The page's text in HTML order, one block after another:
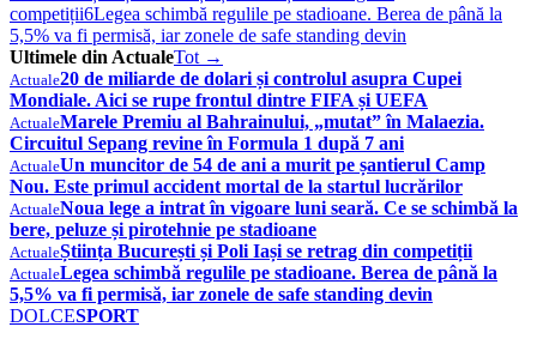
competiții6Legea schimbă regulile pe stadioane. Berea de până la
5,5% va fi permisă, iar zonele de safe standing devin
Ultimele din ActualeTot →
Actuale20 de miliarde de dolari și controlul asupra Cupei
Mondiale. Aici se rupe frontul dintre FIFA și UEFA
ActualeMarele Premiu al Bahrainului, „mutat” în Malaezia.
Circuitul Sepang revine în Formula 1 după 7 ani
ActualeUn muncitor de 54 de ani a murit pe șantierul Camp
Nou. Este primul accident mortal de la startul lucrărilor
ActualeNoua lege a intrat în vigoare luni seară. Ce se schimbă la
bere, peluze și pirotehnie pe stadioane
ActualeȘtiința București și Poli Iași se retrag din competiții
ActualeLegea schimbă regulile pe stadioane. Berea de până la
5,5% va fi permisă, iar zonele de safe standing devin
DOLCESPORT